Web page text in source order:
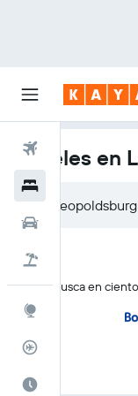
Vuelos
Hoteles en
KAYAK busca en